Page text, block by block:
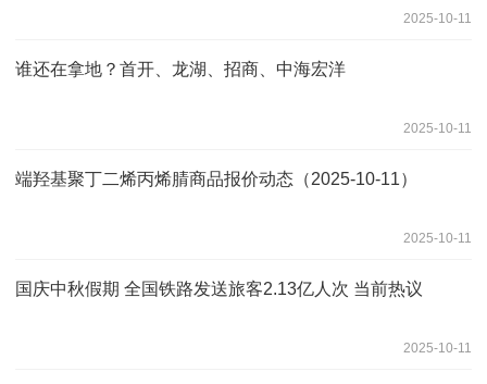
2025-10-11
谁还在拿地？首开、龙湖、招商、中海宏洋
2025-10-11
端羟基聚丁二烯丙烯腈商品报价动态（2025-10-11）
2025-10-11
国庆中秋假期 全国铁路发送旅客2.13亿人次 当前热议
2025-10-11